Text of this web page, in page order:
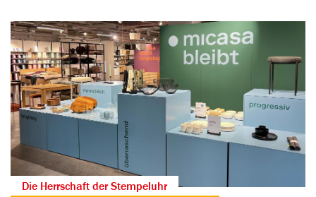
Die Herrschaft der Stempeluhr